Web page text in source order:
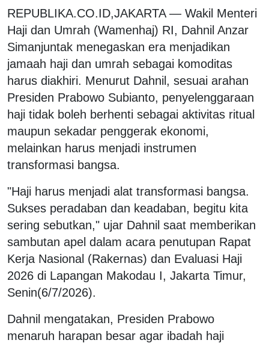
REPUBLIKA.CO.ID,JAKARTA — Wakil Menteri
Haji dan Umrah (Wamenhaj) RI, Dahnil Anzar
Simanjuntak menegaskan era menjadikan
jamaah haji dan umrah sebagai komoditas
harus diakhiri. Menurut Dahnil, sesuai arahan
Presiden Prabowo Subianto, penyelenggaraan
haji tidak boleh berhenti sebagai aktivitas ritual
maupun sekadar penggerak ekonomi,
melainkan harus menjadi instrumen
transformasi bangsa.
"Haji harus menjadi alat transformasi bangsa.
Sukses peradaban dan keadaban, begitu kita
sering sebutkan," ujar Dahnil saat memberikan
sambutan apel dalam acara penutupan Rapat
Kerja Nasional (Rakernas) dan Evaluasi Haji
2026 di Lapangan Makodau I, Jakarta Timur,
Senin(6/7/2026).
Dahnil mengatakan, Presiden Prabowo
menaruh harapan besar agar ibadah haji